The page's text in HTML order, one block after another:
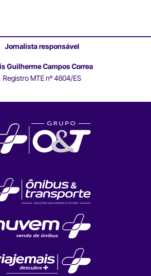
Jornalista responsável
Guilherme Campos Correa
Registro MTE nº 4604/ES